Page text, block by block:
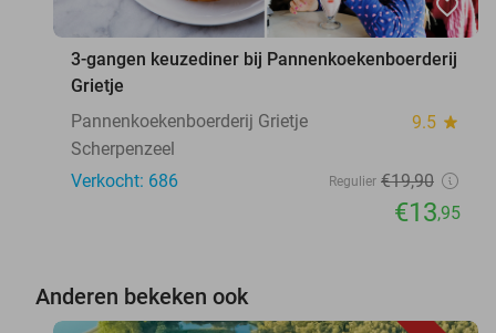
favorite_border
3-gangen keuzediner bij Pannenkoekenboerderij
Grietje
Pannenkoekenboerderij Grietje
9.5 star
Scherpenzeel
Verkocht: 686
Regulier €19,90
€13,95
Anderen bekeken ook